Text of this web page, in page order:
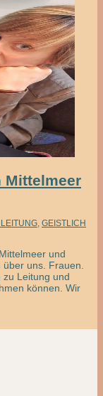
Mittelmeer
, GEISTLICH
und
uns. Frauen.
zu Leitung und
können. Wir